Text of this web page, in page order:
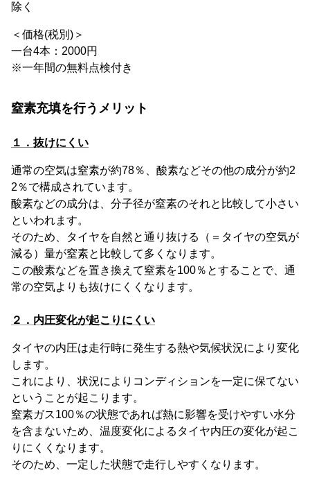
除く
＜価格(税別)＞
一台4本：2000円
※一年間の無料点検付き
窒素充填を行うメリット
１．抜けにくい
通常の空気は窒素が約78％、酸素などその他の成分が約2
2％で構成されています。
酸素などの成分は、分子径が窒素のそれと比較して小さい
といわれます。
そのため、タイヤを自然と通り抜ける（＝タイヤの空気が
減る）量が窒素と比較して多くなります。
この酸素などを置き換えて窒素を100％とすることで、通
常の空気よりも抜けにくくなります。
２．内圧変化が起こりにくい
タイヤの内圧は走行時に発生する熱や気候状況により変化
します。
これにより、状況によりコンディションを一定に保てない
ということが起こります。
窒素ガス100％の状態であれば熱に影響を受けやすい水分
を含まないため、温度変化によるタイヤ内圧の変化が起こ
りにくくなります。
そのため、一定した状態で走行しやすくなります。